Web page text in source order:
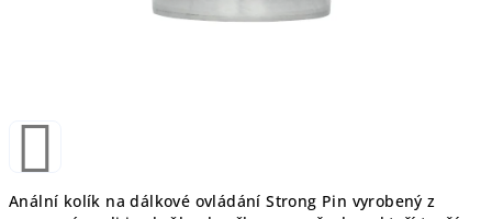
Anální kolík na dálkové ovládání Strong Pin vyrobený z